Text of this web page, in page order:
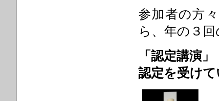
参加者の方
ら、年の３
「認定講演
認定を受け